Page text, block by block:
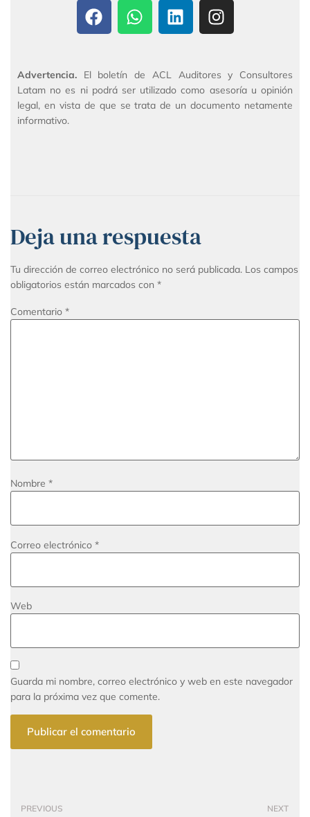
Advertencia. El boletín de ACL Auditores y Consultores
Latam no es ni podrá ser utilizado como asesoría u opinión
legal, en vista de que se trata de un documento netamente
informativo.
Deja una respuesta
Tu dirección de correo electrónico no será publicada. Los campos
obligatorios están marcados con *
Comentario *
Nombre *
Correo electrónico *
Web
Guarda mi nombre, correo electrónico y web en este navegador
para la próxima vez que comente.
PREVIOUS NEXT